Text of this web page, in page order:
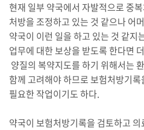
현재 일부 약국에서 자발적으로 중
처방을 조정하고 있는 것 같으나 어
약국이 이런 일을 하고 있는 것 같지
업무에 대한 보상을 받도록 한다면
양질의 복약지도를 하기 위해서는
함께 고려해야 하므로 보험처방기
필요한 작업이기도 하다.
약국이 보험처방기록을 검토하고